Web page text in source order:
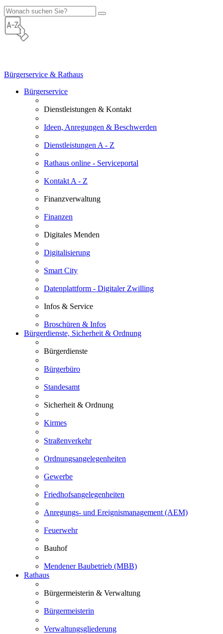
Bürgerservice & Rathaus
Bürgerservice
Dienstleistungen & Kontakt
Ideen, Anregungen & Beschwerden
Dienstleistungen A - Z
Rathaus online - Serviceportal
Kontakt A - Z
Finanzverwaltung
Finanzen
Digitales Menden
Digitalisierung
Smart City
Datenplattform - Digitaler Zwilling
Infos & Service
Broschüren & Infos
Bürgerdienste, Sicherheit & Ordnung
Bürgerdienste
Bürgerbüro
Standesamt
Sicherheit & Ordnung
Kirmes
Straßenverkehr
Ordnungsangelegenheiten
Gewerbe
Friedhofsangelegenheiten
Anregungs- und Ereignismanagement (AEM)
Feuerwehr
Bauhof
Mendener Baubetrieb (MBB)
Rathaus
Bürgermeisterin & Verwaltung
Bürgermeisterin
Verwaltungsgliederung